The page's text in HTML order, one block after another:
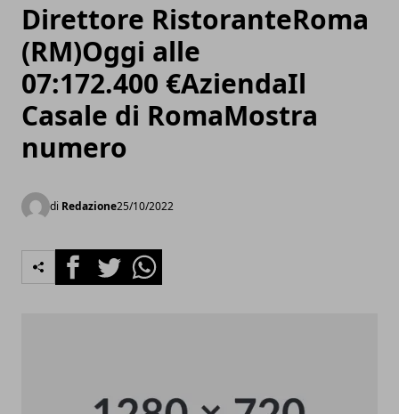
Direttore RistoranteRoma
(RM)Oggi alle
07:172.400 €AziendaIl
Casale di RomaMostra
numero
di Redazione25/10/2022
FacebookTwitterWhatsapp